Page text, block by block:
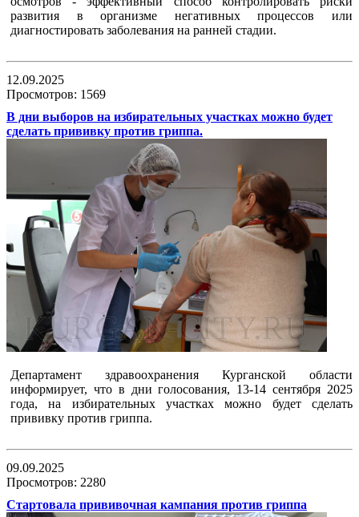
развития в организме негативных процессов или
диагностировать заболевания на ранней стадии.
12.09.2025
Просмотров: 1569
В дни выборов на избирательных участках можно будет
сделать прививку против гриппа.
Департамент здравоохранения Курганской области
информирует, что в дни голосования, 13-14 сентября 2025
года, на избирательных участках можно будет сделать
прививку против гриппа.
09.09.2025
Просмотров: 2280
Стартовала прививочная кампания против гриппа